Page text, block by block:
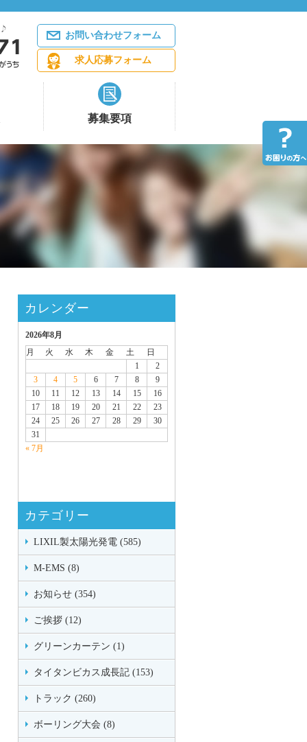
お問い合わせフォーム
求人応募フォーム
募集要項
カレンダー
2026年8月
月
火 水 木 金 土
日
1
2
3
4 5 6 7 8
9
10
11 12 13 14 15
16
17
18 19 20 21 22
23
24
25 26 27 28 29
30
31
« 7月
カテゴリー
LIXIL製太陽光発電 (585)
M-EMS (8)
お知らせ (354)
ご挨拶 (12)
グリーンカーテン (1)
タイタンビカス成長記 (153)
トラック (260)
ボーリング大会 (8)